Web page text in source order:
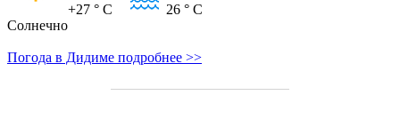
+27 ° C 26 ° C
Солнечно
Погода в Дидиме подробнее >>